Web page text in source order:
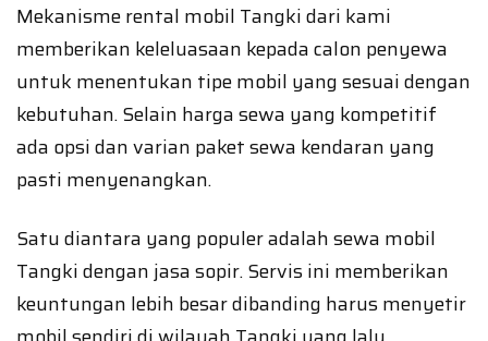
Mekanisme rental mobil Tangki dari kami
memberikan keleluasaan kepada calon penyewa
untuk menentukan tipe mobil yang sesuai dengan
kebutuhan. Selain harga sewa yang kompetitif
ada opsi dan varian paket sewa kendaran yang
pasti menyenangkan.
Satu diantara yang populer adalah sewa mobil
Tangki dengan jasa sopir. Servis ini memberikan
keuntungan lebih besar dibanding harus menyetir